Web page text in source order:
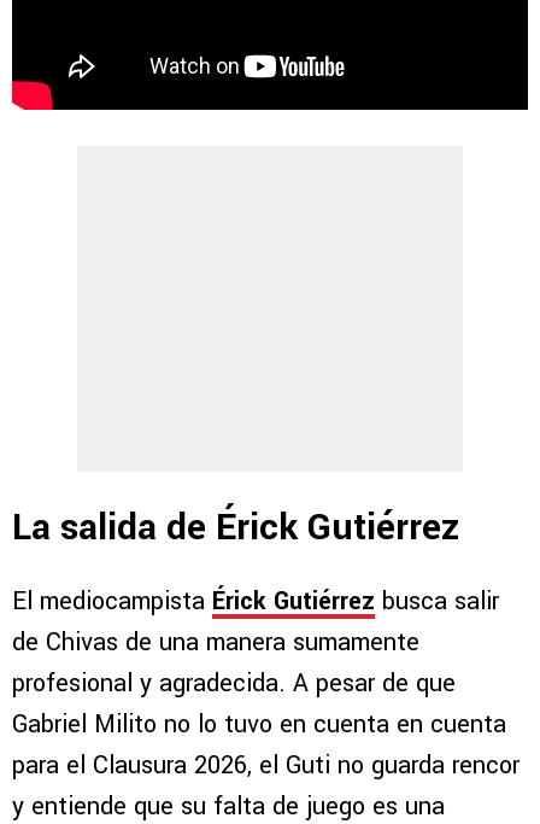
La salida de Érick Gutiérrez
El mediocampista Érick Gutiérrez busca salir
de Chivas de una manera sumamente
profesional y agradecida. A pesar de que
Gabriel Milito no lo tuvo en cuenta en cuenta
para el Clausura 2026, el Guti no guarda rencor
y entiende que su falta de juego es una